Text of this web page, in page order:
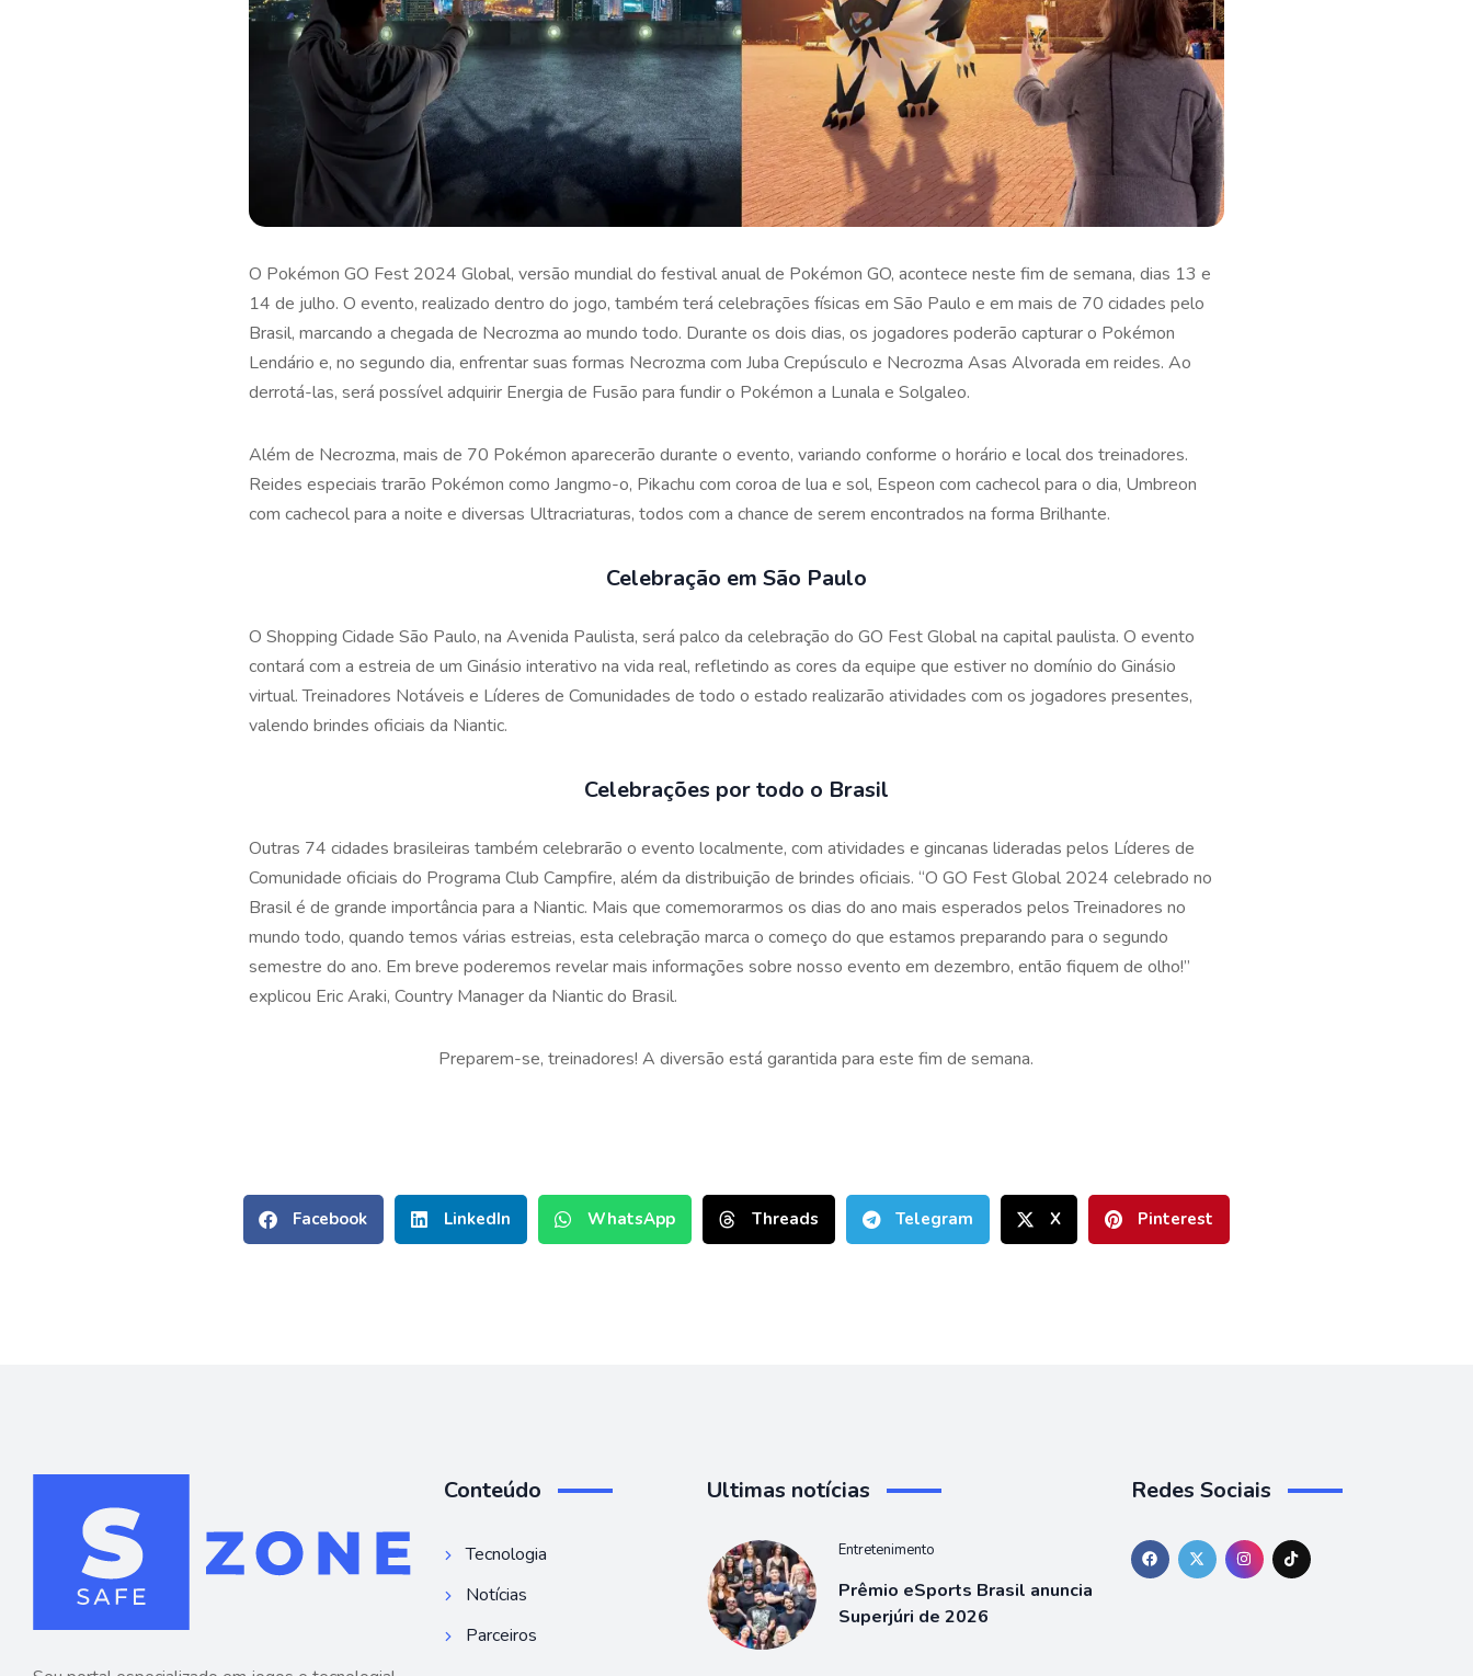
O Pokémon GO Fest 2024 Global, versão mundial do festival anual de Pokémon GO, acontece neste fim de semana, dias 13 e
14 de julho. O evento, realizado dentro do jogo, também terá celebrações físicas em São Paulo e em mais de 70 cidades pelo
Brasil, marcando a chegada de Necrozma ao mundo todo. Durante os dois dias, os jogadores poderão capturar o Pokémon
Lendário e, no segundo dia, enfrentar suas formas Necrozma com Juba Crepúsculo e Necrozma Asas Alvorada em reides. Ao
derrotá-las, será possível adquirir Energia de Fusão para fundir o Pokémon a Lunala e Solgaleo.
Além de Necrozma, mais de 70 Pokémon aparecerão durante o evento, variando conforme o horário e local dos treinadores.
Reides especiais trarão Pokémon como Jangmo-o, Pikachu com coroa de lua e sol, Espeon com cachecol para o dia, Umbreon
com cachecol para a noite e diversas Ultracriaturas, todos com a chance de serem encontrados na forma Brilhante.
Celebração em São Paulo
O Shopping Cidade São Paulo, na Avenida Paulista, será palco da celebração do GO Fest Global na capital paulista. O evento
contará com a estreia de um Ginásio interativo na vida real, refletindo as cores da equipe que estiver no domínio do Ginásio
virtual. Treinadores Notáveis e Líderes de Comunidades de todo o estado realizarão atividades com os jogadores presentes,
valendo brindes oficiais da Niantic.
Celebrações por todo o Brasil
Outras 74 cidades brasileiras também celebrarão o evento localmente, com atividades e gincanas lideradas pelos Líderes de
Comunidade oficiais do Programa Club Campfire, além da distribuição de brindes oficiais. “O GO Fest Global 2024 celebrado no
Brasil é de grande importância para a Niantic. Mais que comemorarmos os dias do ano mais esperados pelos Treinadores no
mundo todo, quando temos várias estreias, esta celebração marca o começo do que estamos preparando para o segundo
semestre do ano. Em breve poderemos revelar mais informações sobre nosso evento em dezembro, então fiquem de olho!”
explicou Eric Araki, Country Manager da Niantic do Brasil.
Preparem-se, treinadores! A diversão está garantida para este fim de semana.
Facebook LinkedIn WhatsApp Threads Telegram X Pinterest
Conteúdo
Tecnologia
Notícias
Parceiros
Ultimas notícias
Entretenimento
Prêmio eSports Brasil anuncia
Superjúri de 2026
Redes Sociais